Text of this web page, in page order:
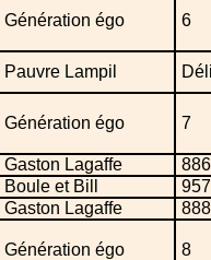
Génération égo 6
Pauvre Lampil
Génération égo 7
Gaston Lagaffe
886
Boule et Bill
957
Gaston Lagaffe 888
Génération égo 8